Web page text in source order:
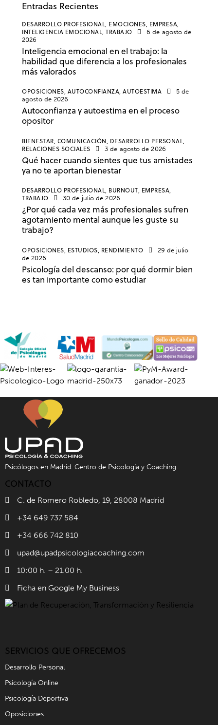
Entradas Recientes
DESARROLLO PROFESIONAL, EMOCIONES, EMPRESA,
INTELIGENCIA EMOCIONAL, TRABAJO
6 de agosto de
2026
Inteligencia emocional en el trabajo: la
habilidad que diferencia a los profesionales
más valorados
OPOSICIONES, AUTOCONFIANZA, AUTOESTIMA
5 de
agosto de 2026
Autoconfianza y autoestima en el proceso
opositor
BIENESTAR, COMUNICACIÓN, DESARROLLO PERSONAL,
RELACIONES SOCIALES
3 de agosto de 2026
Qué hacer cuando sientes que tus amistades
ya no te aportan bienestar
DESARROLLO PROFESIONAL, BURNOUT, EMPRESA,
TRABAJO
30 de julio de 2026
¿Por qué cada vez más profesionales sufren
agotamiento mental aunque les guste su
trabajo?
OPOSICIONES, ESTUDIOS, RENDIMIENTO
29 de julio
de 2026
Psicología del descanso: por qué dormir bien
es tan importante como estudiar
Psicólogos en Madrid. Centro de Psicología y Coaching.
CONTACTO
C. de Romero Robledo, 19, 28008 Madrid
+34 649 737 584
+34 666 742 810
upad@upadpsicologiacoaching.com
10:00 h. – 21.00 h.
Ficha en Google My Business
SERVICIOS QUE OFRECEMOS
Desarrollo Personal
Psicología Online
Psicología Deportiva
Oposiciones